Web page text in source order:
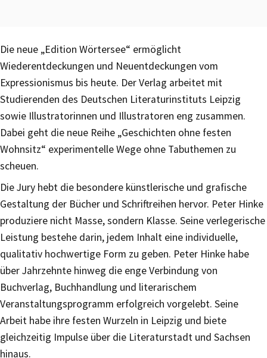
Die neue „Edition Wörtersee“ ermöglicht
Wiederentdeckungen und Neuentdeckungen vom
Expressionismus bis heute. Der Verlag arbeitet mit
Studierenden des Deutschen Literaturinstituts Leipzig
sowie Illustratorinnen und Illustratoren eng zusammen.
Dabei geht die neue Reihe „Geschichten ohne festen
Wohnsitz“ experimentelle Wege ohne Tabuthemen zu
scheuen.
Die Jury hebt die besondere künstlerische und grafische
Gestaltung der Bücher und Schriftreihen hervor. Peter Hinke
produziere nicht Masse, sondern Klasse. Seine verlegerische
Leistung bestehe darin, jedem Inhalt eine individuelle,
qualitativ hochwertige Form zu geben. Peter Hinke habe
über Jahrzehnte hinweg die enge Verbindung von
Buchverlag, Buchhandlung und literarischem
Veranstaltungsprogramm erfolgreich vorgelebt. Seine
Arbeit habe ihre festen Wurzeln in Leipzig und biete
gleichzeitig Impulse über die Literaturstadt und Sachsen
hinaus.